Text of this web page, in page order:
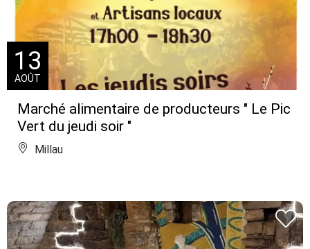
Marché alimentaire de producteurs " Le Pic
Vert du jeudi soir "
13
AOÛT
Millau